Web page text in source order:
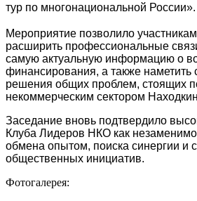
тур по многонациональной России».
Мероприятие позволило
расширить профессиональные
самую актуальную информацию о
финансирования, а также наметить
решения общих проблем, стоящих
некоммерческим сектором
Заседание вновь подтвердило
Клуба Лидеров НКО как
обмена опытом, поиска синергии и
общественных инициатив.
Фотогалерея: